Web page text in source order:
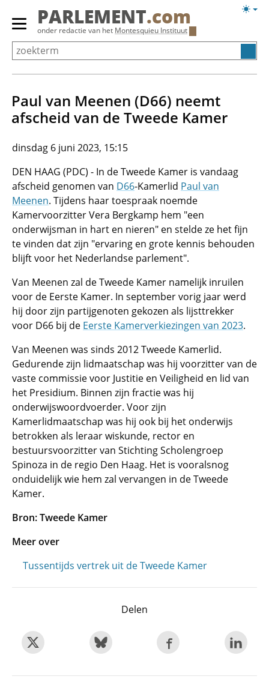
Overslaan
Primair
menu
tonen/verbergen
PARLEMENT.com
onder redactie van het Montesquieu Instituut
Paul van Meenen (D66) neemt
afscheid van de Tweede Kamer
dinsdag 6 juni 2023, 15:15
DEN HAAG (PDC) - In de Tweede Kamer is vandaag
afscheid genomen van D66-Kamerlid Paul van
Meenen. Tijdens haar toespraak noemde
Kamervoorzitter Vera Bergkamp hem "een
onderwijsman in hart en nieren" en stelde ze het fijn
te vinden dat zijn "ervaring en grote kennis behouden
blijft voor het Nederlandse parlement".
Van Meenen zal de Tweede Kamer namelijk inruilen
voor de Eerste Kamer. In september vorig jaar werd
hij door zijn partijgenoten gekozen als lijsttrekker
voor D66 bij de Eerste Kamerverkiezingen van 2023.
Van Meenen was sinds 2012 Tweede Kamerlid.
Gedurende zijn lidmaatschap was hij voorzitter van de
vaste commissie voor Justitie en Veiligheid en lid van
het Presidium. Binnen zijn fractie was hij
onderwijswoordvoerder. Voor zijn
Kamerlidmaatschap was hij ook bij het onderwijs
betrokken als leraar wiskunde, rector en
bestuursvoorzitter van Stichting Scholengroep
Spinoza in de regio Den Haag. Het is vooralsnog
onduidelijk wie hem zal vervangen in de Tweede
Kamer.
Bron: Tweede Kamer
Meer over
Tussentijds vertrek uit de Tweede Kamer
Delen